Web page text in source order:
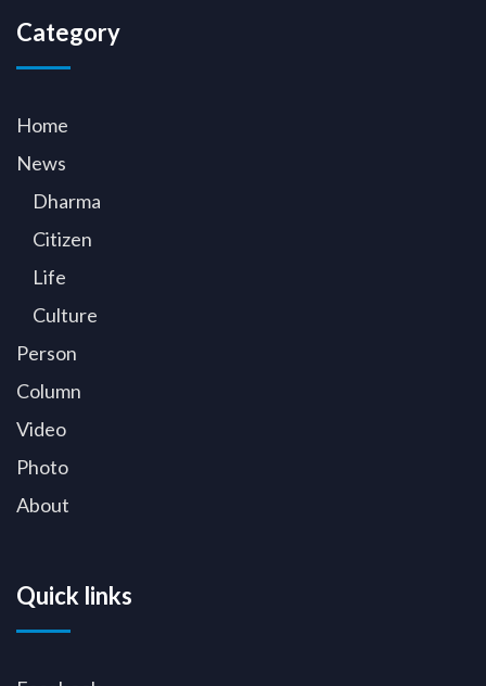
Category
Home
News
Dharma
Citizen
Life
Culture
Person
Column
Video
Photo
About
Quick links